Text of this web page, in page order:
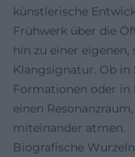
künstlerische
Frühwerk über die
hin zu einer
Klangsignatur. Ob
Formationen oder in
einen
miteinander atmen.
Biografische